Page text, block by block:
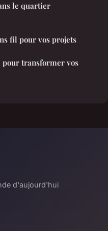
le quartier
fil pour vos projets
transformer vos
d'aujourd'hui